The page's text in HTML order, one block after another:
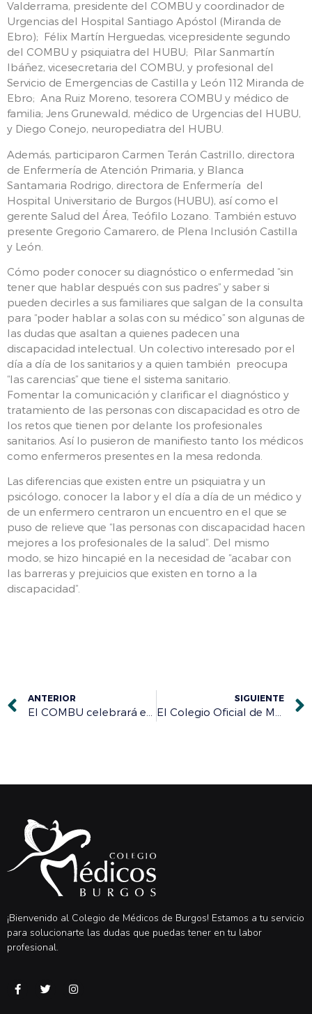
Valderrama, presidente del COMBU y coordinador de
Urgencias del Hospital Santiago Apóstol (Miranda de
Ebro); Félix Martín Herguedas, vicepresidente segundo
del COMBU y psiquiatra del HUBU; Pilar Sanmartín
Ibáñez, vicesecretaria del COMBU, y profesional del
Servicio de Emergencias de Castilla y León 112 Miranda de
Ebro; Ana Ruiz Moreno, tesorera COMBU y médico de
familia; Jens Grunewald, médico de Urgencias del HUBU,
y Diego Conejo, neuropediatra del HUBU.
Además, participaron Carmen Terán Castrillo, directora
de Enfermería de Atención Primaria, y Blanca
Santamaria Rodrigo, directora de Enfermería del
Hospital Universitario de Burgos (HUBU), así como el
gerente Salud del Área, Teófilo Lozano. También estuvo
presente Gregorio Camarero, de Plena Inclusión Castilla
y León.
Cómo poder conocer su diagnóstico o enfermedad “sin
tener que hablar después con sus padres” y saber si
pueden decirles a sus familiares que salgan de la consulta
para “poder hablar a solas con su médico” son algunas de
las dudas que asaltan a quienes padecen una
discapacidad intelectual. Un colectivo interesado por el
día a día de los sanitarios y a quien también preocupa
“las carencias” que tiene el sistema sanitario.
Fomentar la comunicación y clarificar el diagnóstico y
tratamiento de las personas con discapacidad es otro de
los retos que tienen por delante los profesionales
sanitarios. Así lo pusieron de manifiesto tanto los médicos
como enfermeros presentes en la mesa redonda.
Las diferencias que existen entre un psiquiatra y un
psicólogo, conocer la labor y el día a día de un médico y
de un enfermero centraron un encuentro en el que se
puso de relieve que “las personas con discapacidad hacen
mejores a los profesionales de la salud”. Del mismo
modo, se hizo hincapié en la necesidad de “acabar con
las barreras y prejuicios que existen en torno a la
discapacidad”.
ANTERIOR SIGUIENTE
¡Bienvenido al Colegio de Médicos de Burgos! Estamos a tu servicio
para solucionarte las dudas que puedas tener en tu labor
profesional.